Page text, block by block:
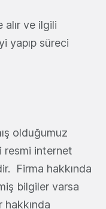
alır ve ilgili
yapıp süreci
olduğumuz
resmi internet
Firma hakkında
bilgiler varsa
hakkında